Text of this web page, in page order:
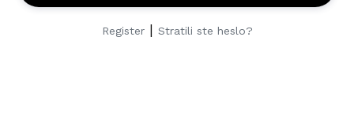
Register| Stratili ste heslo?